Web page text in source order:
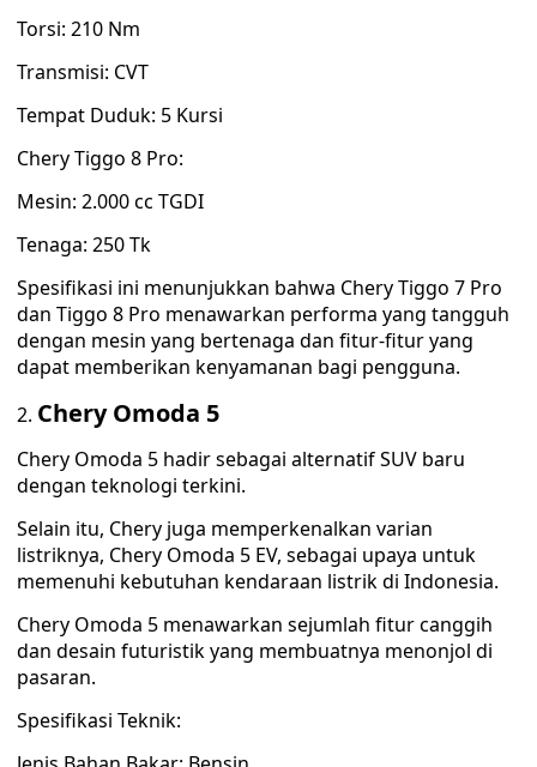
Torsi: 210 Nm
Transmisi: CVT
Tempat Duduk: 5 Kursi
Chery Tiggo 8 Pro:
Mesin: 2.000 cc TGDI
Tenaga: 250 Tk
Spesifikasi ini menunjukkan bahwa Chery Tiggo 7 Pro
dan Tiggo 8 Pro menawarkan performa yang tangguh
dengan mesin yang bertenaga dan fitur-fitur yang
dapat memberikan kenyamanan bagi pengguna.
Chery Omoda 5
Chery Omoda 5 hadir sebagai alternatif SUV baru
dengan teknologi terkini.
Selain itu, Chery juga memperkenalkan varian
listriknya, Chery Omoda 5 EV, sebagai upaya untuk
memenuhi kebutuhan kendaraan listrik di Indonesia.
Chery Omoda 5 menawarkan sejumlah fitur canggih
dan desain futuristik yang membuatnya menonjol di
pasaran.
Spesifikasi Teknik: